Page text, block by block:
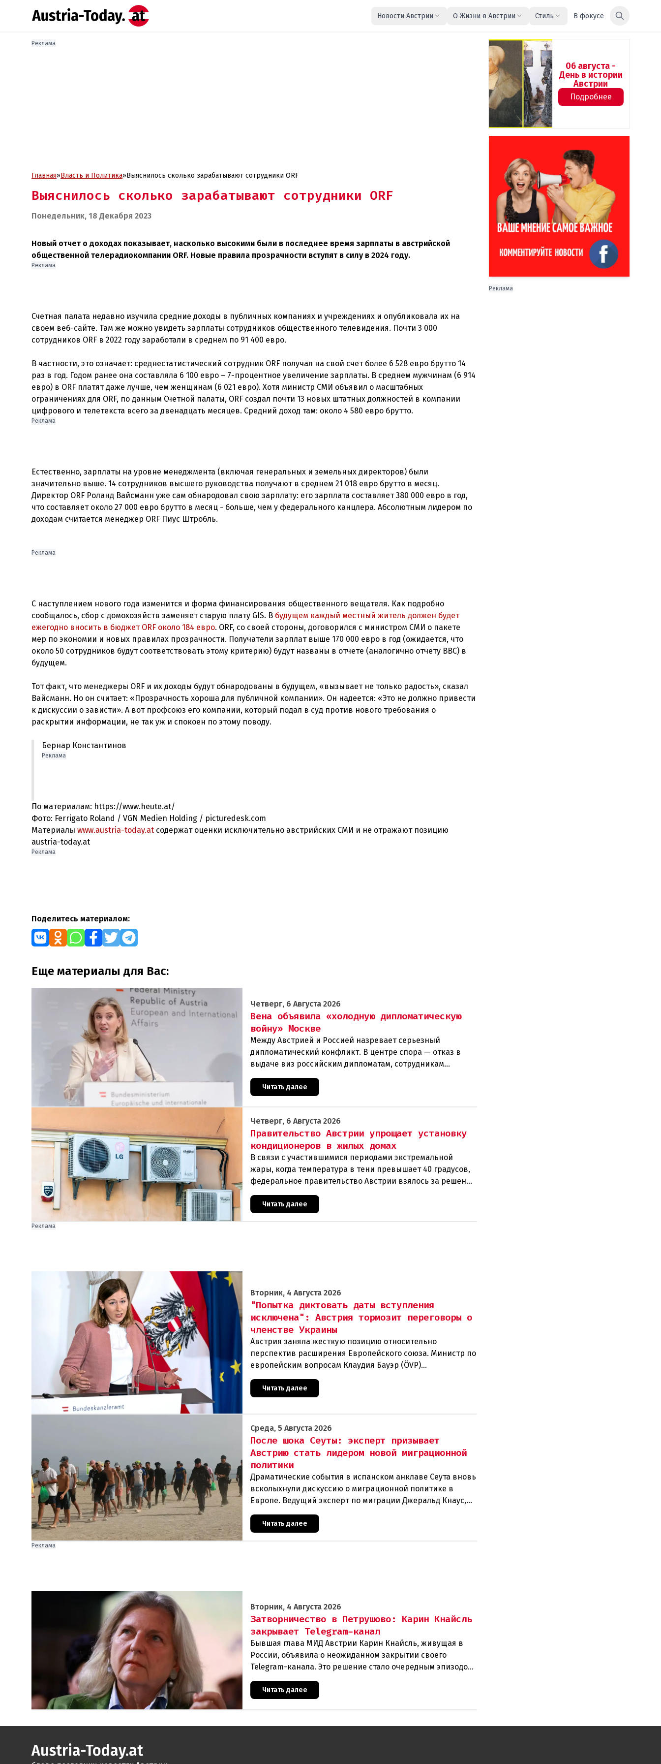
Новости Австрии О Жизни в Австрии Стиль В фокусе
Реклама
Главная»Власть и Политика»Выяснилось сколько зарабатывают сотрудники ORF
Выяснилось сколько зарабатывают сотрудники ORF
Понедельник, 18 Декабря 2023
Новый отчет о доходах показывает, насколько высокими были в последнее время зарплаты в австрийской
общественной телерадиокомпании ORF. Новые правила прозрачности вступят в силу в 2024 году.
Реклама
Счетная палата недавно изучила средние доходы в публичных компаниях и учреждениях и опубликовала их на
своем веб-сайте. Там же можно увидеть зарплаты сотрудников общественного телевидения. Почти 3 000
сотрудников ORF в 2022 году заработали в среднем по 91 400 евро.
В частности, это означает: среднестатистический сотрудник ORF получал на свой счет более 6 528 евро брутто 14
раз в год. Годом ранее она составляла 6 100 евро – 7-процентное увеличение зарплаты. В среднем мужчинам (6 914
евро) в ORF платят даже лучше, чем женщинам (6 021 евро). Хотя министр СМИ объявил о масштабных
ограничениях для ORF, по данным Счетной палаты, ORF создал почти 13 новых штатных должностей в компании
Реклама
Естественно, зарплаты на уровне менеджмента (включая генеральных и земельных директоров) были
значительно выше. 14 сотрудников высшего руководства получают в среднем 21 018 евро брутто в месяц.
Директор ORF Роланд Вайсманн уже сам обнародовал свою зарплату: его зарплата составляет 380 000 евро в год,
что составляет около 27 000 евро брутто в месяц - больше, чем у федерального канцлера. Абсолютным лидером по
доходам считается менеджер ORF Пиус Штробль.
Реклама
С наступлением нового года изменится и форма финансирования общественного вещателя. Как подробно
сообщалось, сбор с домохозяйств заменяет старую плату GIS. В будущем каждый местный житель должен будет
ежегодно вносить в бюджет ORF около 184 евро. ORF, со своей стороны, договорился с министром СМИ о пакете
мер по экономии и новых правилах прозрачности. Получатели зарплат выше 170 000 евро в год (ожидается, что
около 50 сотрудников будут соответствовать этому критерию) будут названы в отчете (аналогично отчету BBC) в
будущем.
Тот факт, что менеджеры ORF и их доходы будут обнародованы в будущем, «вызывает не только радость», сказал
Вайсманн. Но он считает: «Прозрачность хороша для публичной компании». Он надеется: «Это не должно привести
к дискуссии о зависти». А вот профсоюз его компании, который подал в суд против нового требования о
Бернар Константинов
Реклама
По материалам: https://www.heute.at/
Фото: Ferrigato Roland / VGN Medien Holding / picturedesk.com
Материалы www.austria-today.at содержат оценки исключительно австрийских СМИ и не отражают позицию
austria-today.at
Реклама
Поделитесь материалом:
Еще материалы для Вас:
Четверг, 6 Августа 2026
Вена объявила «холодную дипломатическую
войну» Москве
Между Австрией и Россией назревает серьезный
дипломатический конфликт. В центре спора — отказ в
выдаче виз российским дипломатам, сотрудникам
посольства и работникам международных организаций,
которые
Читать далее
Четверг, 6 Августа 2026
Правительство Австрии упрощает установку
кондиционеров в жилых домах
В связи с участившимися периодами экстремальной
жары, когда температура в тени превышает 40 градусов,
федеральное правительство Австрии взялось за решение
проблемы перегрева жилых помещений. В среду н
Читать далее
Реклама
Вторник, 4 Августа 2026
"Попытка диктовать даты вступления
исключена": Австрия тормозит переговоры о
членстве Украины
Австрия заняла жесткую позицию относительно
перспектив расширения Европейского союза. Министр по
европейским вопросам Клаудия Бауэр (ÖVP)
категорически исключила возможность ускоренного
присоединения
Читать далее
Среда, 5 Августа 2026
После шока Сеуты: эксперт призывает
Австрию стать лидером новой миграционной
политики
Драматические события в испанском анклаве Сеута вновь
всколыхнули дискуссию о миграционной политике в
Европе. Ведущий эксперт по миграции Джеральд Кнаус,
Читать далее
Реклама
Вторник, 4 Августа 2026
Затворничество в Петрушово: Карин Кнайсль
закрывает Telegram-канал
Бывшая глава МИД Австрии Карин Кнайсль, живущая в
России, объявила о неожиданном закрытии своего
Telegram-канала. Это решение стало очередным эпизодом
Читать далее
06 августа -
День в истории
Австрии
Подробнее
Реклама
Austria-Today.at